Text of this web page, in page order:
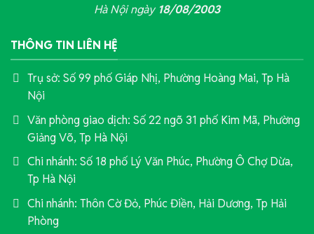
Hà Nội ngày 18/08/2003
THÔNG TIN LIÊN HỆ
Trụ sở: Số 99 phố Giáp Nhị, Phường Hoàng Mai, Tp Hà
Nội
Văn phòng giao dịch: Số 22 ngõ 31 phố Kim Mã, Phường
Giảng Võ, Tp Hà Nội
Chi nhánh: Số 18 phố Lý Văn Phúc, Phường Ô Chợ Dừa,
Tp Hà Nội
Chi nhánh: Thôn Cờ Đỏ, Phúc Điền, Hải Dương, Tp Hải
Phòng